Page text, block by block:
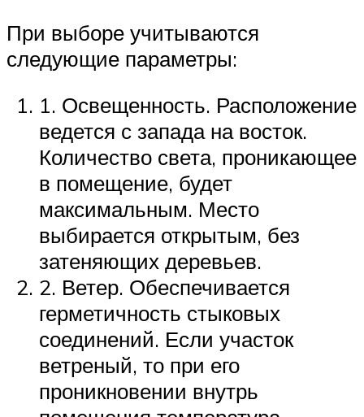
При выборе учитываются
следующие параметры:
1. Освещенность. Расположение
ведется с запада на восток.
Количество света, проникающее
в помещение, будет
максимальным. Место
выбирается открытым, без
затеняющих деревьев.
2. Ветер. Обеспечивается
герметичность стыковых
соединений. Если участок
ветреный, то при его
проникновении внутрь